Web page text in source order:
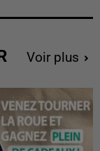
Voir plus